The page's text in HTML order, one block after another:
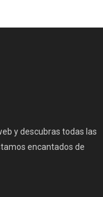
y descubras todas las
encantados de